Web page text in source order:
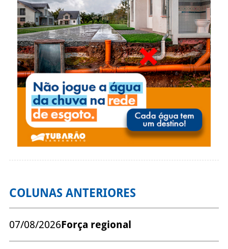
COLUNAS ANTERIORES
07/08/2026Força regional